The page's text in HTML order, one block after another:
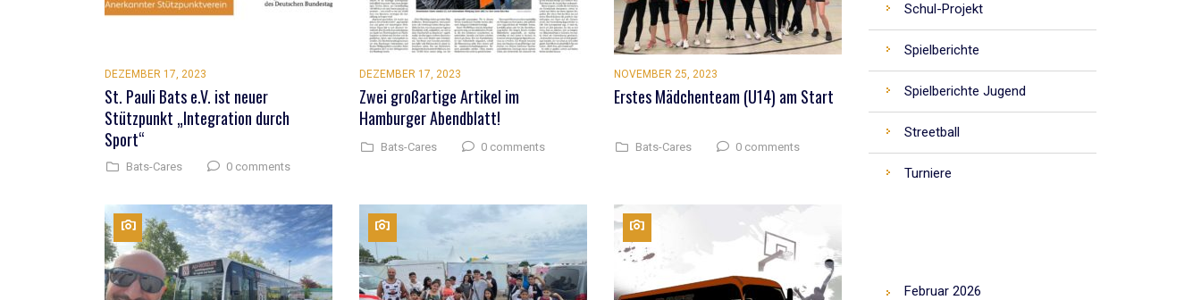
DEZEMBER 17, 2023
St. Pauli Bats e.V. ist neuer
Stützpunkt „Integration durch
Sport“
Bats-Cares 0 comments
DEZEMBER 17, 2023
Zwei großartige Artikel im
Hamburger Abendblatt!
Bats-Cares 0 comments
NOVEMBER 25, 2023
Erstes Mädchenteam (U14) am Start
Bats-Cares 0 comments
Schul-Projekt
Spielberichte
Spielberichte Jugend
Streetball
Turniere
Februar 2026